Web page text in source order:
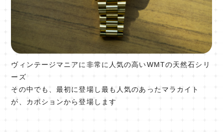
ヴィンテージマニアに非常に人気の高いWMTの天然石シリ
ーズ
その中でも、最初に登場し最も人気のあったマラカイト
が、カボションから登場します